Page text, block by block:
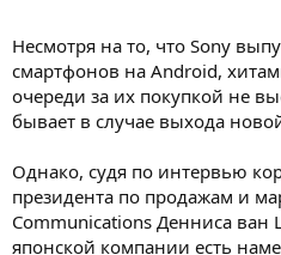
Несмотря на то, что Sony
смартфонов на Android,
очереди за их покупкой не
бывает в случае выхода
Однако, судя по интервью
президента по продажам и
Communications Денниса ван
японской компании есть